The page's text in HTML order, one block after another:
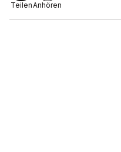
TeilenAnhören